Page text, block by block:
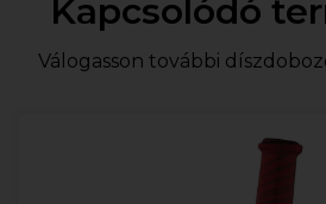
Kapcsolódó
Válogasson további